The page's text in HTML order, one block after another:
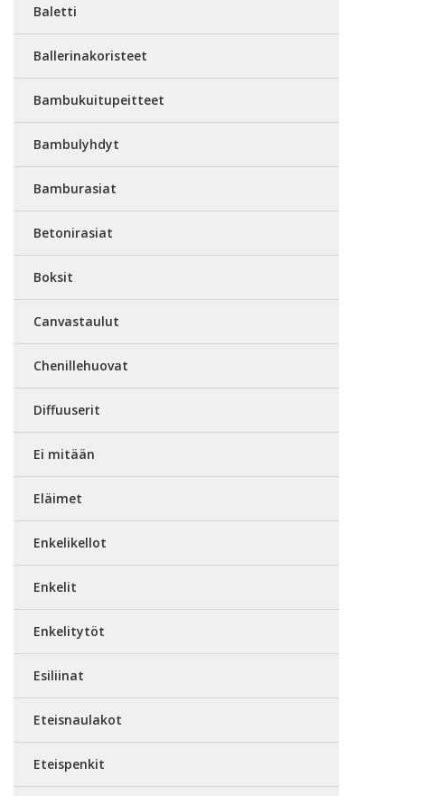
Baletti
Ballerinakoristeet
Bambukuitupeitteet
Bambulyhdyt
Bamburasiat
Betonirasiat
Boksit
Canvastaulut
Chenillehuovat
Diffuuserit
Ei mitään
Eläimet
Enkelikellot
Enkelit
Enkelitytöt
Esiliinat
Eteisnaulakot
Eteispenkit